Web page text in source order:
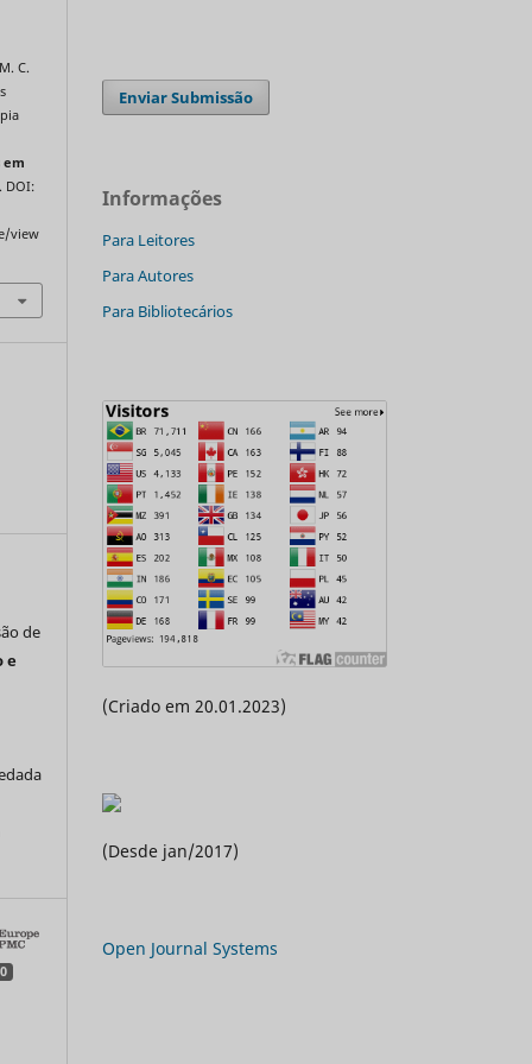
C.
em
DOI:
view
de
e
0
Enviar Submissão
Informações
Para Leitores
Para Autores
Para Bibliotecários
(Criado em 20.01.2023)
(Desde jan/2017)
Open Journal Systems